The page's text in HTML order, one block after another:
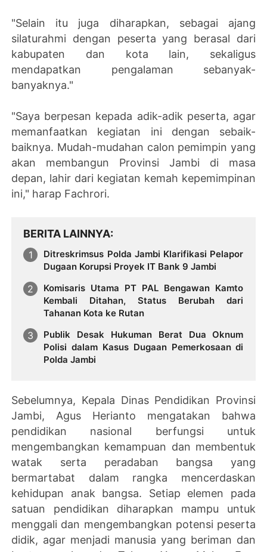
"Selain itu juga diharapkan, sebagai ajang
silaturahmi dengan peserta yang berasal dari
kabupaten dan kota lain, sekaligus
mendapatkan pengalaman sebanyak-
banyaknya."
"Saya berpesan kepada adik-adik peserta, agar
memanfaatkan kegiatan ini dengan sebaik-
baiknya. Mudah-mudahan calon pemimpin yang
akan membangun Provinsi Jambi di masa
depan, lahir dari kegiatan kemah kepemimpinan
ini," harap Fachrori.
BERITA LAINNYA
Ditreskrimsus Polda Jambi Klarifikasi Pelapor
Dugaan Korupsi Proyek IT Bank 9 Jambi
Komisaris Utama PT PAL Bengawan Kamto
Kembali Ditahan, Status Berubah dari
Tahanan Kota ke Rutan
Publik Desak Hukuman Berat Dua Oknum
Polisi dalam Kasus Dugaan Pemerkosaan di
Polda Jambi
Sebelumnya, Kepala Dinas Pendidikan Provinsi
Jambi, Agus Herianto mengatakan bahwa
pendidikan nasional berfungsi untuk
mengembangkan kemampuan dan membentuk
watak serta peradaban bangsa yang
bermartabat dalam rangka mencerdaskan
kehidupan anak bangsa. Setiap elemen pada
satuan pendidikan diharapkan mampu untuk
menggali dan mengembangkan potensi peserta
didik, agar menjadi manusia yang beriman dan